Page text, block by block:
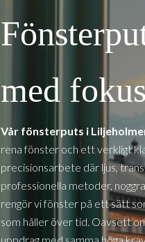
med
Vår fönsterputs i
rena fönster och ett verkligt
precisionsarbete där ljus,
professionella metoder,
rengör vi fönster på ett sätt
som håller över tid. Oavsett